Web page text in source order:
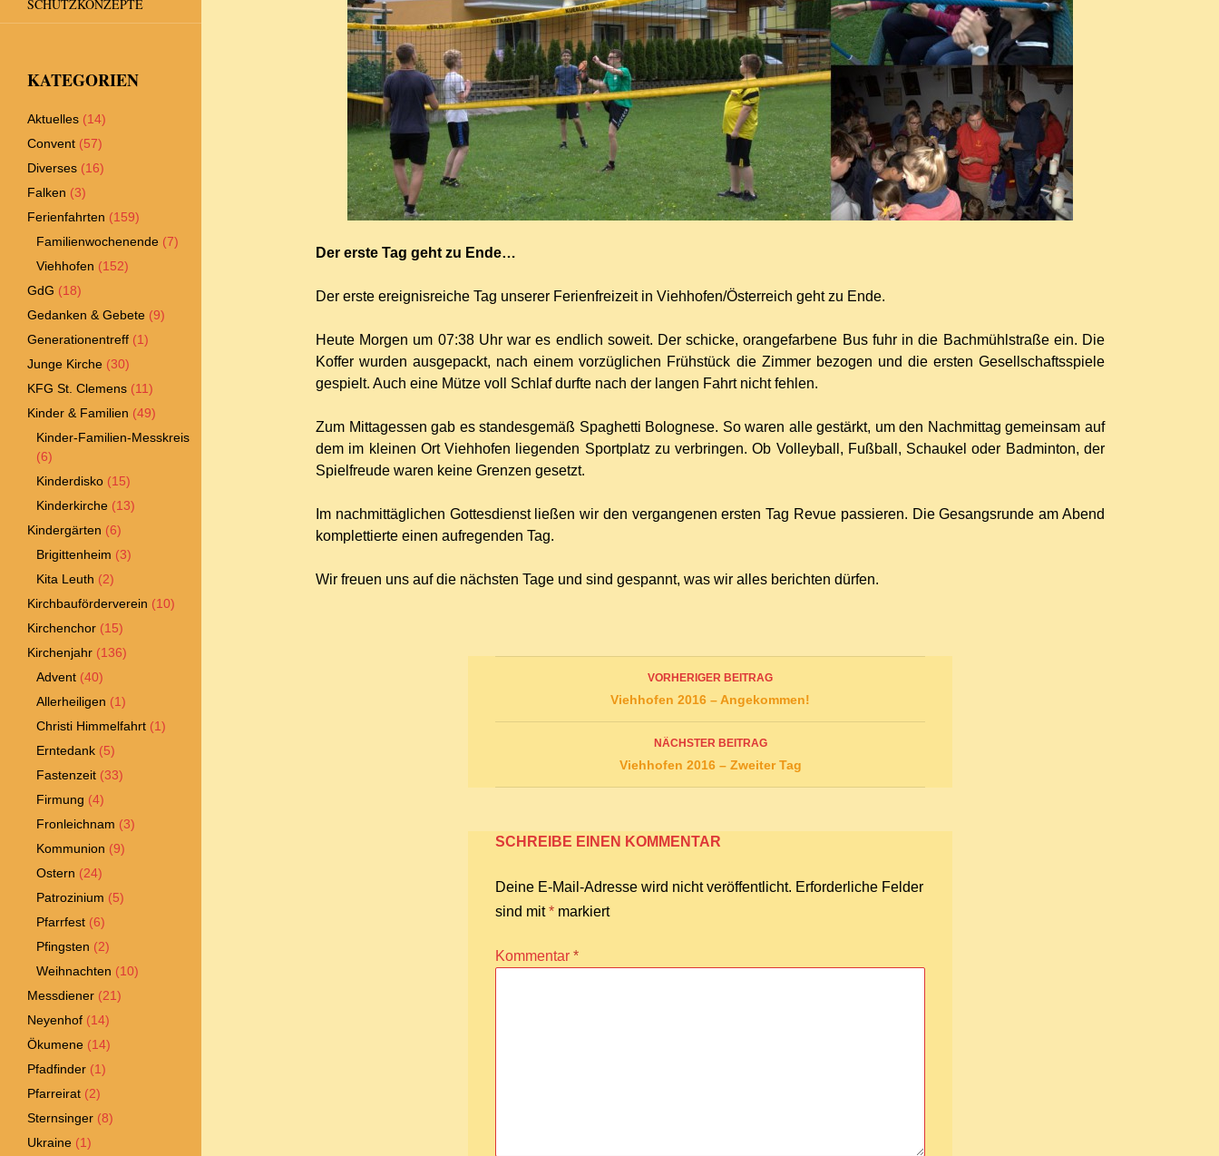
Der erste Tag geht zu Ende…
Der erste ereignisreiche Tag unserer Ferienfreizeit in Viehhofen/Österreich geht zu Ende.
Heute Morgen um 07:38 Uhr war es endlich soweit. Der schicke, orangefarbene Bus fuhr in die Bachmühlstraße ein. Die
Koffer wurden ausgepackt, nach einem vorzüglichen Frühstück die Zimmer bezogen und die ersten Gesellschaftsspiele
gespielt. Auch eine Mütze voll Schlaf durfte nach der langen Fahrt nicht fehlen.
Zum Mittagessen gab es standesgemäß Spaghetti Bolognese. So waren alle gestärkt, um den Nachmittag gemeinsam auf
dem im kleinen Ort Viehhofen liegenden Sportplatz zu verbringen. Ob Volleyball, Fußball, Schaukel oder Badminton, der
Spielfreude waren keine Grenzen gesetzt.
Im nachmittäglichen Gottesdienst ließen wir den vergangenen ersten Tag Revue passieren. Die Gesangsrunde am Abend
komplettierte einen aufregenden Tag.
Wir freuen uns auf die nächsten Tage und sind gespannt, was wir alles berichten dürfen.
VORHERIGER BEITRAG
Viehhofen 2016 – Angekommen!
NÄCHSTER BEITRAG
Viehhofen 2016 – Zweiter Tag
SCHREIBE EINEN KOMMENTAR
Deine E-Mail-Adresse wird nicht veröffentlicht. Erforderliche Felder
sind mit* markiert
Kommentar *
SCHUTZKONZEPTE
KATEGORIEN
Aktuelles (14)
Convent (57)
Diverses (16)
Falken (3)
Ferienfahrten (159)
Familienwochenende (7)
Viehhofen (152)
GdG (18)
Gedanken & Gebete (9)
Generationentreff (1)
Junge Kirche (30)
KFG St. Clemens (11)
Kinder & Familien (49)
Kinder-Familien-Messkreis
(6)
Kinderdisko (15)
Kinderkirche (13)
Kindergärten (6)
Brigittenheim (3)
Kita Leuth (2)
Kirchbauförderverein (10)
Kirchenchor (15)
Kirchenjahr (136)
Advent (40)
Allerheiligen (1)
Christi Himmelfahrt (1)
Erntedank (5)
Fastenzeit (33)
Firmung (4)
Fronleichnam (3)
Kommunion (9)
Ostern (24)
Patrozinium (5)
Pfarrfest (6)
Pfingsten (2)
Weihnachten (10)
Messdiener (21)
Neyenhof (14)
Ökumene (14)
Pfadfinder (1)
Pfarreirat (2)
Sternsinger (8)
Ukraine (1)